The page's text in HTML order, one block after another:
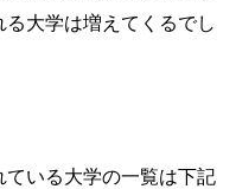
大学は増えてくるでし
いる大学の一覧は下記